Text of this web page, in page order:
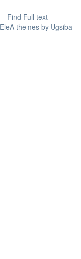
Find Full text
EleA themes by Ugsiba